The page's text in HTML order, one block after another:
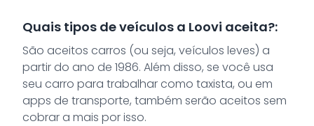
Quais tipos de veículos a Loovi aceita?:
São aceitos carros (ou seja, veículos leves) a
partir do ano de 1986. Além disso, se você usa
seu carro para trabalhar como taxista, ou em
apps de transporte, também serão aceitos sem
cobrar a mais por isso.